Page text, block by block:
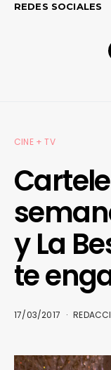
REDES SOCIALES
CINE + TV
y La
te
17/03/2017